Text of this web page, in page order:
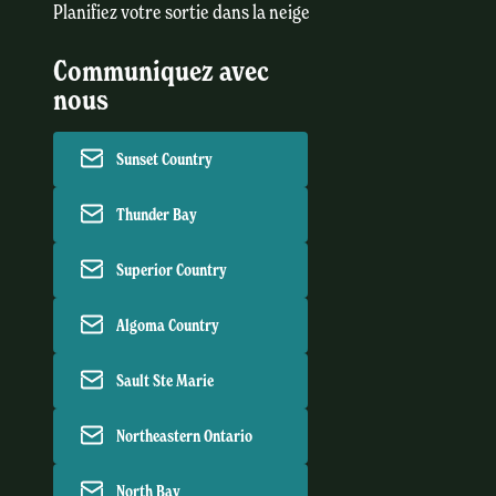
Planifiez votre sortie dans la neige
Communiquez avec
nous
Sunset Country
Thunder Bay
Superior Country
Algoma Country
Sault Ste Marie
Northeastern Ontario